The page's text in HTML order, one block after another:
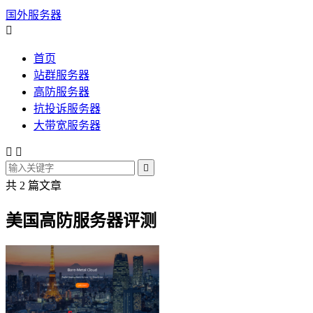
国外服务器

首页
站群服务器
高防服务器
抗投诉服务器
大带宽服务器
 

共 2 篇文章
美国高防服务器评测